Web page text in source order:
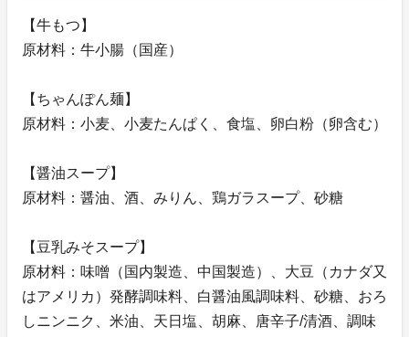
【牛もつ】
原材料：牛小腸（国産）
【ちゃんぽん麺】
原材料：小麦、小麦たんぱく、食塩、卵白粉（卵含む）
【醤油スープ】
原材料：醤油、酒、みりん、鶏ガラスープ、砂糖
【豆乳みそスープ】
原材料：味噌（国内製造、中国製造）、大豆（カナダ又
はアメリカ）発酵調味料、白醤油風調味料、砂糖、おろ
しニンニク、米油、天日塩、胡麻、唐辛子/清酒、調味